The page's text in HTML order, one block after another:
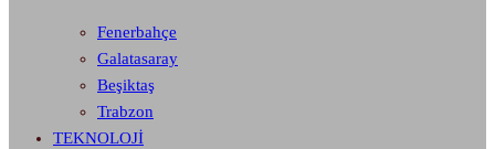
Fenerbahçe
Galatasaray
Beşiktaş
Trabzon
TEKNOLOJİ